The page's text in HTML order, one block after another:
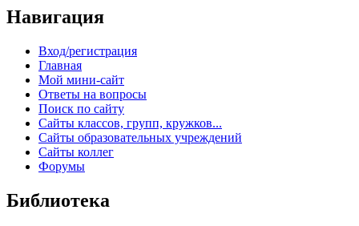
Навигация
Вход/регистрация
Главная
Мой мини-сайт
Ответы на вопросы
Поиск по сайту
Сайты классов, групп, кружков...
Сайты образовательных учреждений
Сайты коллег
Форумы
Библиотека